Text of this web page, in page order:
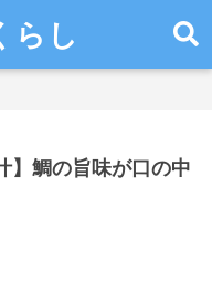
らし
】鯛の旨味が口の中